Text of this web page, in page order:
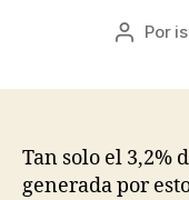
Autor
Por
Tan solo el 3,2%
generada por